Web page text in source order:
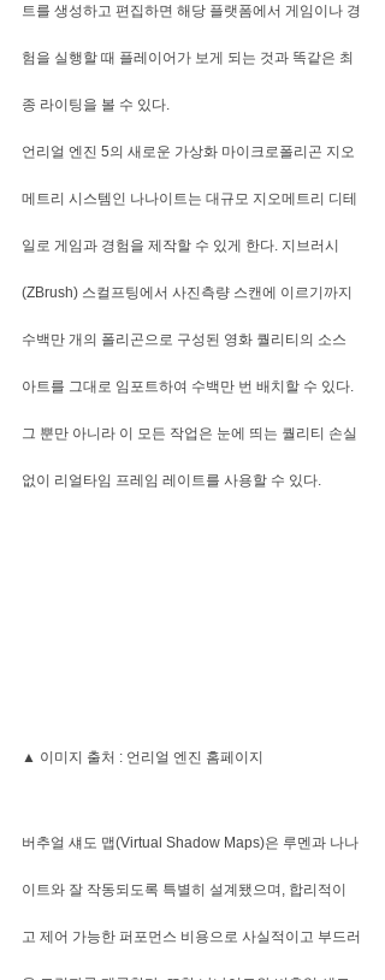
트를 생성하고 편집하면 해당 플랫폼에서 게임이나 경
험을 실행할 때 플레이어가 보게 되는 것과 똑같은 최
종 라이팅을 볼 수 있다.
언리얼 엔진 5의 새로운 가상화 마이크로폴리곤 지오
메트리 시스템인 나나이트는 대규모 지오메트리 디테
일로 게임과 경험을 제작할 수 있게 한다. 지브러시
(ZBrush) 스컬프팅에서 사진측량 스캔에 이르기까지
수백만 개의 폴리곤으로 구성된 영화 퀄리티의 소스
아트를 그대로 임포트하여 수백만 번 배치할 수 있다.
그 뿐만 아니라 이 모든 작업은 눈에 띄는 퀄리티 손실
없이 리얼타임 프레임 레이트를 사용할 수 있다.
▲ 이미지 출처 : 언리얼 엔진 홈페이지
버추얼 섀도 맵(Virtual Shadow Maps)은 루멘과 나나
이트와 잘 작동되도록 특별히 설계됐으며, 합리적이
고 제어 가능한 퍼포먼스 비용으로 사실적이고 부드러